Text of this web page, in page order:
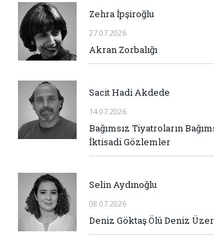
Zehra İpşiroğlu
27.07.2026
Akran Zorbalığı
Sacit Hadi Akdede
14.07.2026
Bağımsız Tiyatroların
İktisadi Gözlemler
Selin Aydınoğlu
08.07.2026
Deniz Göktaş Ölü Deniz